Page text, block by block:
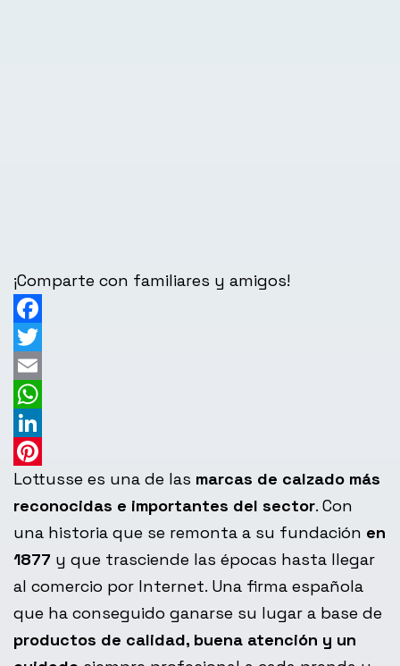
¡Comparte con familiares y amigos!
Facebook
Twitter
Email
WhatsApp
LinkedIn
Pinterest
Lottusse es una de las marcas de calzado más
reconocidas e importantes del sector. Con
una historia que se remonta a su fundación en
1877 y que trasciende las épocas hasta llegar
al comercio por Internet. Una firma española
que ha conseguido ganarse su lugar a base de
productos de calidad, buena atención y un